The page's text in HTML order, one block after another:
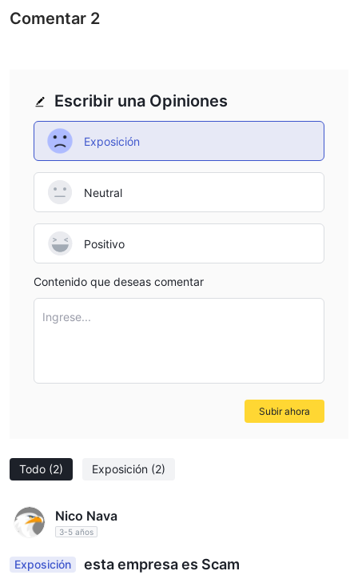
Todo (2) Exposición (2)
Nico Nava
3-5 años
Exposición esta empresa es Scam
Escribir una Opiniones
Exposición
Neutral
Positivo
Contenido que deseas comentar
Ingrese...
Subir ahora
Comentar 2